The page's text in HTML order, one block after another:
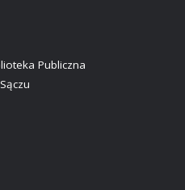
Publiczna